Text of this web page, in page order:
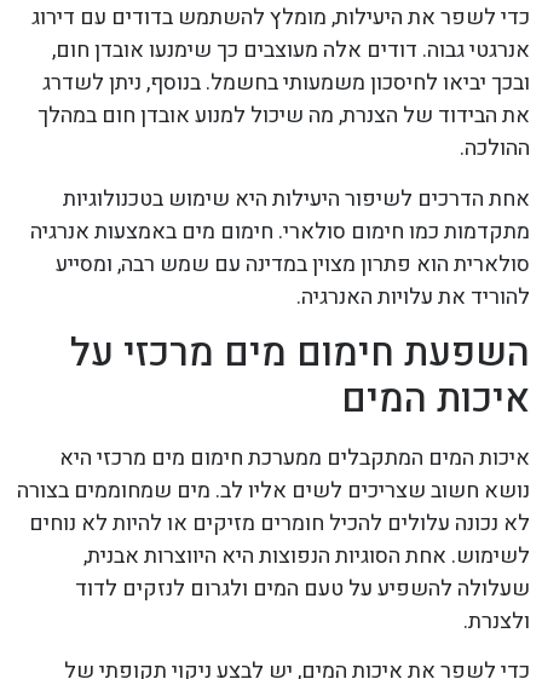
כדי לשפר את היעילות, מומלץ להשתמש בדודים עם דירוג
אנרגטי גבוה. דודים אלה מעוצבים כך שימנעו אובדן חום,
ובכך יביאו לחיסכון משמעותי בחשמל. בנוסף, ניתן לשדרג
את הבידוד של הצנרת, מה שיכול למנוע אובדן חום במהלך
ההולכה.
אחת הדרכים לשיפור היעילות היא שימוש בטכנולוגיות
מתקדמות כמו חימום סולארי. חימום מים באמצעות אנרגיה
סולארית הוא פתרון מצוין במדינה עם שמש רבה, ומסייע
להוריד את עלויות האנרגיה.
השפעת חימום מים מרכזי על
איכות המים
איכות המים המתקבלים ממערכת חימום מים מרכזי היא
נושא חשוב שצריכים לשים אליו לב. מים שמחוממים בצורה
לא נכונה עלולים להכיל חומרים מזיקים או להיות לא נוחים
לשימוש. אחת הסוגיות הנפוצות היא היווצרות אבנית,
שעלולה להשפיע על טעם המים ולגרום לנזקים לדוד
ולצנרת.
כדי לשפר את איכות המים, יש לבצע ניקוי תקופתי של